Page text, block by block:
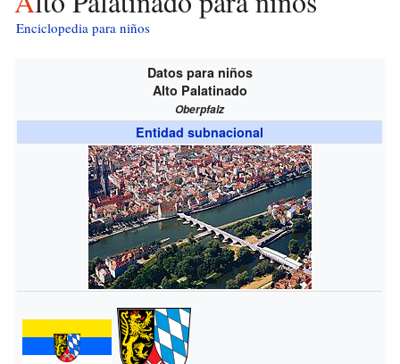
Enciclopedia para niños
Datos para niños
Alto Palatinado
Oberpfalz
Entidad subnacional